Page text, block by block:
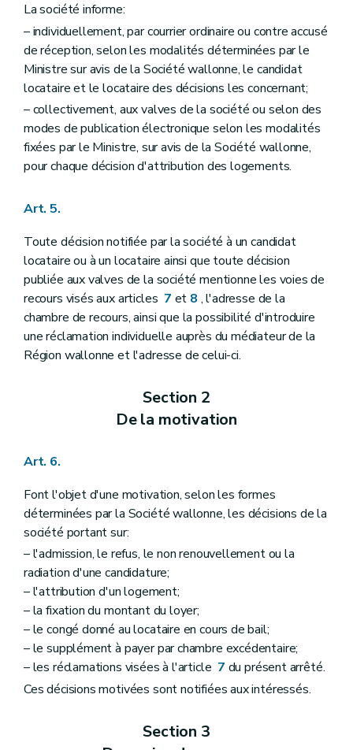
La société informe:
– individuellement, par courrier ordinaire ou contre accusé
de réception, selon les modalités déterminées par le
Ministre sur avis de la Société wallonne, le candidat
locataire et le locataire des décisions les concernant;
– collectivement, aux valves de la société ou selon des
modes de publication électronique selon les modalités
fixées par le Ministre, sur avis de la Société wallonne,
pour chaque décision d'attribution des logements.
Art. 5.
Toute décision notifiée par la société à un candidat
locataire ou à un locataire ainsi que toute décision
publiée aux valves de la société mentionne les voies de
recours visés aux articles 7 et 8 , l'adresse de la
chambre de recours, ainsi que la possibilité d'introduire
une réclamation individuelle auprès du médiateur de la
Région wallonne et l'adresse de celui-ci.
Section 2
De la motivation
Art. 6.
Font l'objet d'une motivation, selon les formes
déterminées par la Société wallonne, les décisions de la
société portant sur:
– l'admission, le refus, le non renouvellement ou la
radiation d'une candidature;
– l'attribution d'un logement;
– la fixation du montant du loyer;
– le congé donné au locataire en cours de bail;
– le supplément à payer par chambre excédentaire;
– les réclamations visées à l'article 7 du présent arrêté.
Ces décisions motivées sont notifiées aux intéressés.
Section 3